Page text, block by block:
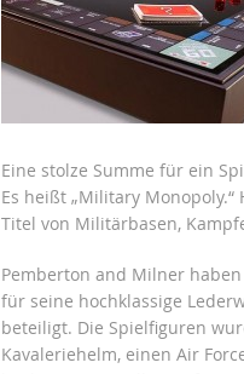
Eine stolze Summe für ein
Es heißt „Military
Titel von Militärbasen,
Pemberton and Milner
für seine hochklassige
beteiligt. Die Spielfiguren
Kavaleriehelm, einen Air